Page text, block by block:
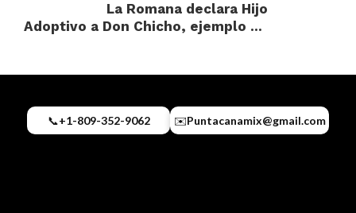
La Romana declara Hijo
Adoptivo a Don Chicho, ejemplo ...
📞+1-809-352-9062 ✉️Puntacanamix@gmail.com